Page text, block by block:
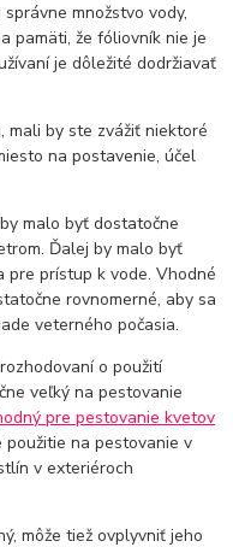
množstvo vody,
pamäti, že fóliovník nie je
je dôležité dodržiavať
mali by ste zvážiť niektoré
na postavenie, účel
malo byť dostatočne
Ďalej by malo byť
prístup k vode. Vhodné
rovnomerné, aby sa
veterného počasia.
o použití
veľký na pestovanie
pre pestovanie kvetov
použitie na pestovanie v
v exteriéroch
môže tiež ovplyvniť jeho